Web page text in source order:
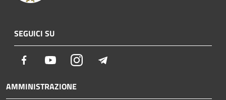
SEGUICI SU
Facebook YoutubeInstagram
AMMINISTRAZIONE